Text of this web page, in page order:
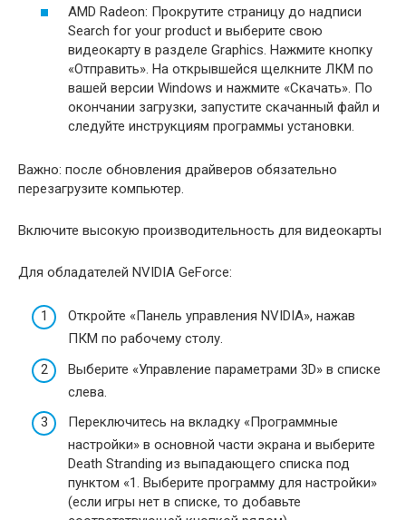
AMD Radeon: Прокрутите страницу до надписи
Search for your product и выберите свою
видеокарту в разделе Graphics. Нажмите кнопку
«Отправить». На открывшейся щелкните ЛКМ по
вашей версии Windows и нажмите «Скачать». По
окончании загрузки, запустите скачанный файл и
следуйте инструкциям программы установки.
Важно: после обновления драйверов обязательно
перезагрузите компьютер.
Включите высокую производительность для видеокарты
Для обладателей NVIDIA GeForce:
Откройте «Панель управления NVIDIA», нажав
ПКМ по рабочему столу.
Выберите «Управление параметрами 3D» в списке
слева.
Переключитесь на вкладку «Программные
настройки» в основной части экрана и выберите
Death Stranding из выпадающего списка под
пунктом «1. Выберите программу для настройки»
(если игры нет в списке, то добавьте